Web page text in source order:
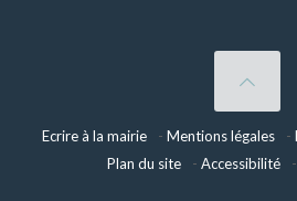
Retour
Ecrire à la mairie Mentions légales
Plan du site
Accessibilité